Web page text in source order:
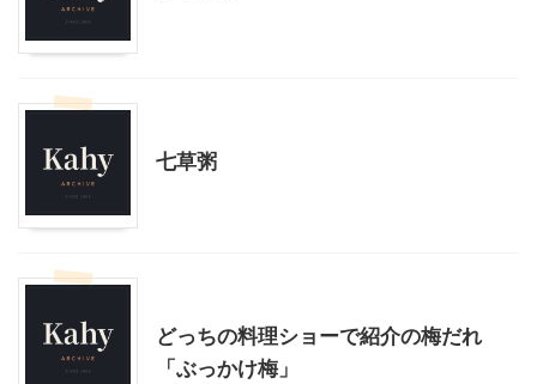
七草粥
どっちの料理ショーで紹介の梅だれ
「ぶっかけ梅」